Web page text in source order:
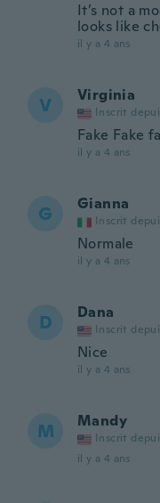
It’s not a
looks like
il y a 4 ans
V Virginia
Inscrit
Fake Fake
il y a 4 ans
G Gianna
Inscrit
Normale
il y a 4 ans
D Dana
Inscrit
Nice
il y a 4 ans
M Mandy
Inscrit
il y a 4 ans